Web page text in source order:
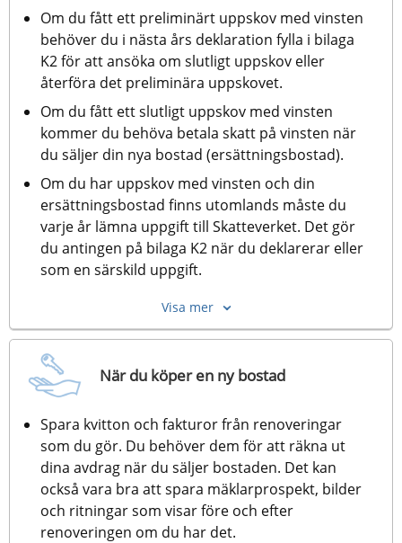
Om du fått ett preliminärt uppskov med vinsten
behöver du i nästa års deklaration fylla i bilaga
K2 för att ansöka om slutligt uppskov eller
återföra det preliminära uppskovet.
Om du fått ett slutligt uppskov med vinsten
kommer du behöva betala skatt på vinsten när
du säljer din nya bostad (ersättningsbostad).
Om du har uppskov med vinsten och din
ersättningsbostad finns utomlands måste du
varje år lämna uppgift till Skatteverket. Det gör
du antingen på bilaga K2 när du deklarerar eller
som en särskild uppgift.
Visa mer
När du köper en ny bostad
Spara kvitton och fakturor från renoveringar
som du gör. Du behöver dem för att räkna ut
dina avdrag när du säljer bostaden. Det kan
också vara bra att spara mäklarprospekt, bilder
och ritningar som visar före och efter
renoveringen om du har det.